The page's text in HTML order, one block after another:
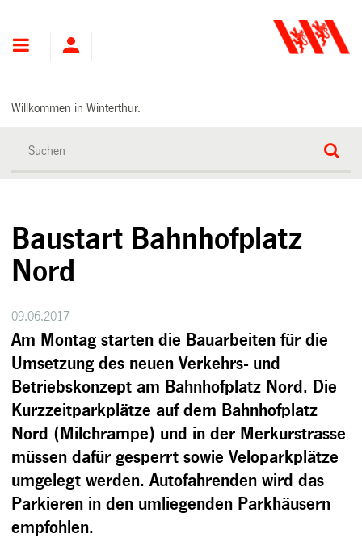
Hauptnavigation
Willkommen in Winterthur.
Baustart Bahnhofplatz
Nord
09.06.2017
Am Montag starten die Bauarbeiten für die
Umsetzung des neuen Verkehrs- und
Betriebskonzept am Bahnhofplatz Nord. Die
Kurzzeitparkplätze auf dem Bahnhofplatz
Nord (Milchrampe) und in der Merkurstrasse
müssen dafür gesperrt sowie Veloparkplätze
umgelegt werden. Autofahrenden wird das
Parkieren in den umliegenden Parkhäusern
empfohlen.